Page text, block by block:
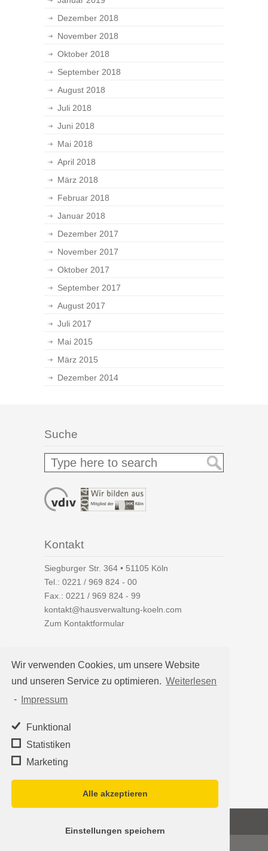
Wir verwenden Cookies, um unsere Website
und unseren Service zu optimieren. Weiterlesen
-
Impressum
Funktional
Statistiken
Marketing
Alle akzeptieren
Einstellungen speichern
Dezember 2018
November 2018
Oktober 2018
September 2018
August 2018
Juli 2018
Juni 2018
Mai 2018
April 2018
März 2018
Februar 2018
Januar 2018
Dezember 2017
November 2017
Oktober 2017
September 2017
August 2017
Juli 2017
Mai 2015
März 2015
Dezember 2014
Suche
Kontakt
Siegburger Str. 364 • 51105 Köln
Tel.: 0221 / 969 824 - 00
Fax.: 0221 / 969 824 - 99
kontakt@hausverwaltung-koeln.com
Zum Kontaktformular
Auf einen Blick
Hausverwaltung Köln
Immobilienverwaltung Köln
WEG-Verwaltung
Mietverwaltung
Team
Immobilien Treuhand Verwaltungs-OHG